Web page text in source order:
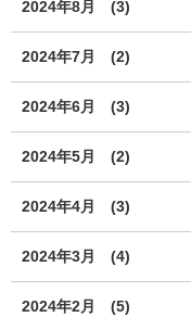
2024年8月 (3)
2024年7月 (2)
2024年6月 (3)
2024年5月 (2)
2024年4月 (3)
2024年3月 (4)
2024年2月 (5)